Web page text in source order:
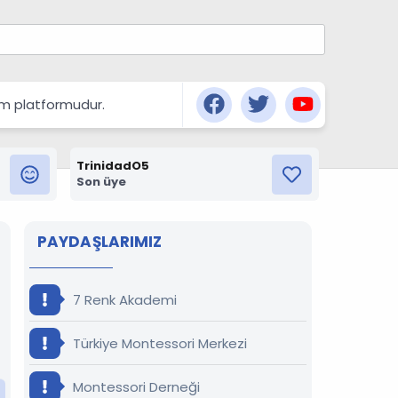
platformudur.
TrinidadO5
Son üye
PAYDAŞLARIMIZ
7 Renk Akademi
Türkiye Montessori Merkezi
Montessori Derneği